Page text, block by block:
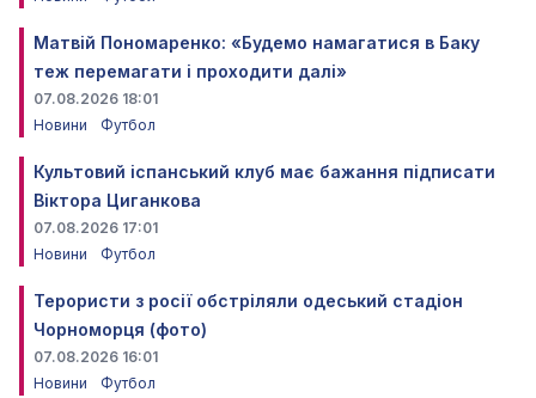
Матвій Пономаренко: «Будемо намагатися в Баку
теж перемагати і проходити далі»
07.08.2026 18:01
Новини
Футбол
Культовий іспанський клуб має бажання підписати
Віктора Циганкова
07.08.2026 17:01
Новини
Футбол
Терористи з росії обстріляли одеський стадіон
Чорноморця (фото)
07.08.2026 16:01
Новини
Футбол